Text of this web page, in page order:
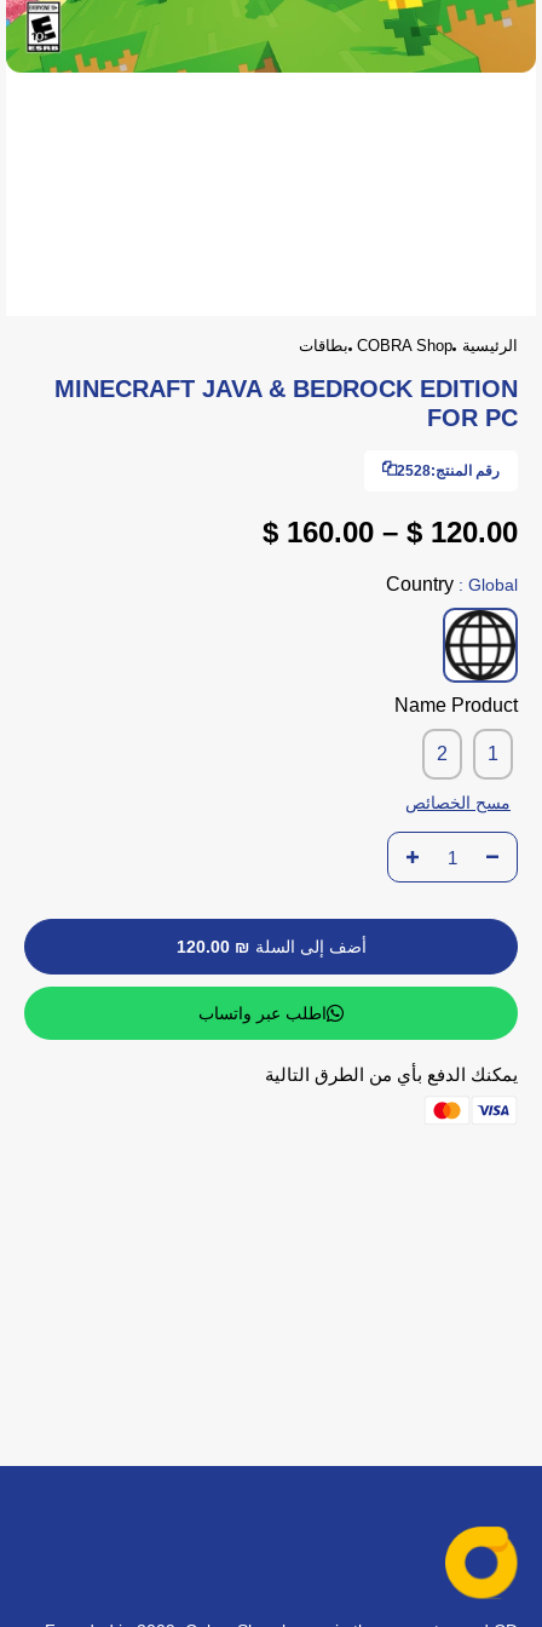
الرئيسية COBRA Shop بطاقات
MINECRAFT JAVA & BEDROCK EDITION
FOR PC
رقم المنتج:2528
120.00 $ – 160.00 $
Country : Global
Name Product
1
2
مسح الخصائص
أضف إلى السلة ₪ 120.00
اطلب عبر واتساب
يمكنك الدفع بأي من الطرق التالية